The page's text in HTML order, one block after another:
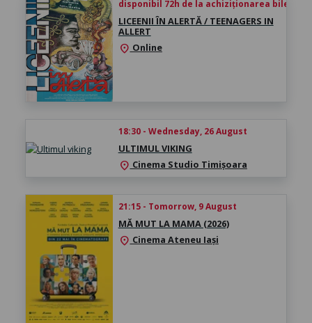
disponibil 72h de la achiziționarea biletului
LICEENII ÎN ALERTĂ / TEENAGERS IN
ALLERT
location_on Online
18:30 - Wednesday, 26 August
ULTIMUL VIKING
location_on Cinema Studio Timișoara
21:15 - Tomorrow, 9 August
MĂ MUT LA MAMA (2026)
location_on Cinema Ateneu Iași